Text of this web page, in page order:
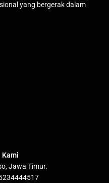
yang bergerak dalam
Kami
Jawa Timur.